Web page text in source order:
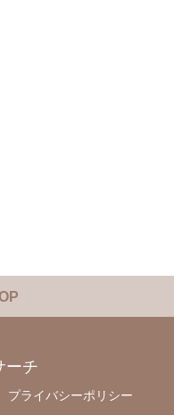
ーチ
プライバシーポリシー